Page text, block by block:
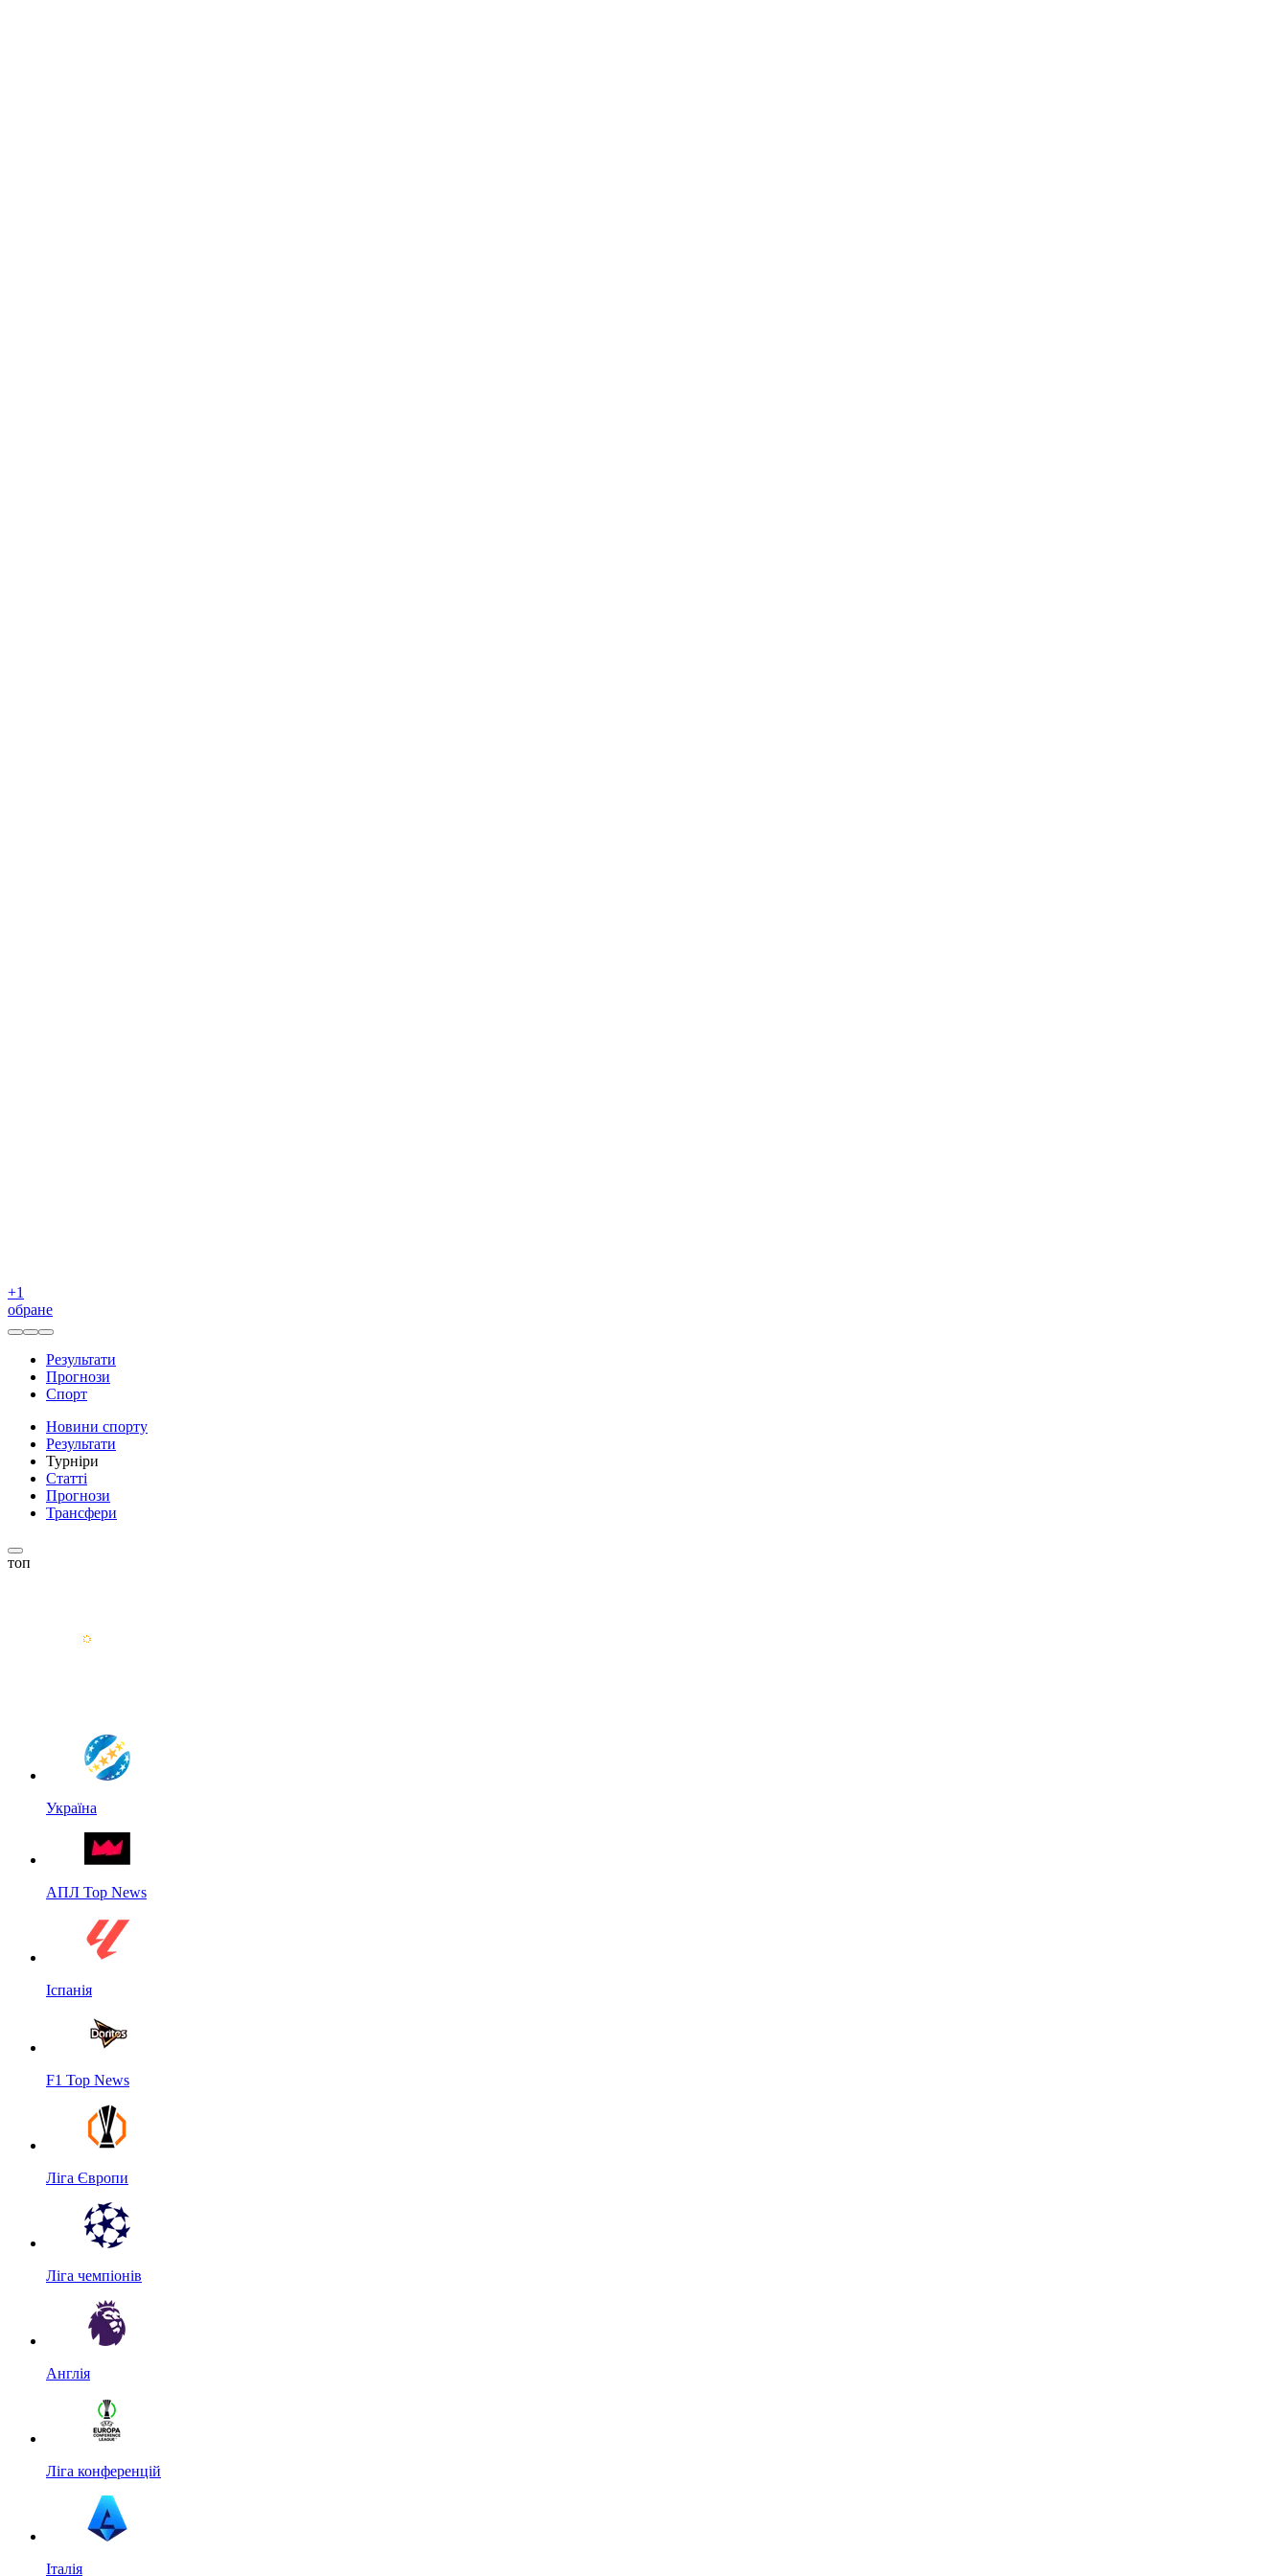
+1
обране
Результати
Прогнози
Спорт
Новини спорту
Результати
Турніри
Статті
Прогнози
Трансфери
топ
Україна
АПЛ Top News
Іспанія
F1 Top News
Ліга Європи
Ліга чемпіонів
Англія
Ліга конференцій
Італія